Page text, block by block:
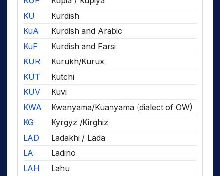
KU
Kurdish
KuA
Kurdish and Arabic
KuF
Kurdish and Farsi
KUR
Kurukh/Kurux
KUT
Kutchi
KUV
Kuvi
KWA
Kwanyama/Kuanyama (dialect of OW)
KG
Kyrgyz /Kirghiz
LAD
Ladakhi / Lada
LA
Ladino
LAH
Lahu